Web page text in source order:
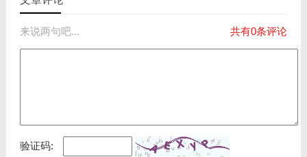
共有0条评论
来说两句吧...
验证码: